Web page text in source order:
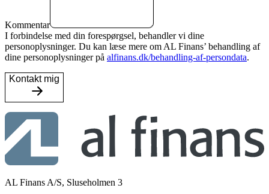
Kommentar
Kontakt mig
I forbindelse med din forespørgsel, behandler vi dine
personoplysninger. Du kan læse mere om AL Finans’ behandling af
dine personoplysninger på alfinans.dk/behandling-af-persondata.
AL Finans A/S, Sluseholmen 3